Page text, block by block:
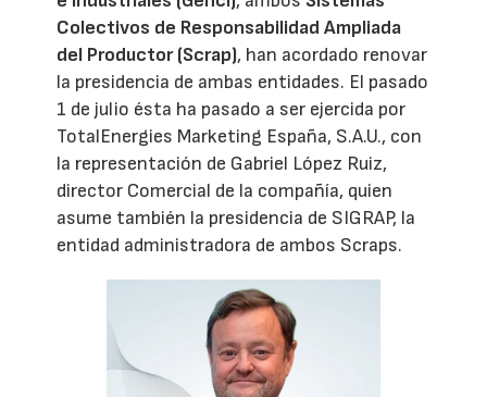
Colectivos de Responsabilidad Ampliada
del Productor (Scrap), han acordado renovar
la presidencia de ambas entidades. El pasado
1 de julio ésta ha pasado a ser ejercida por
TotalEnergies Marketing España, S.A.U., con
la representación de Gabriel López Ruiz,
director Comercial de la compañía, quien
asume también la presidencia de SIGRAP, la
entidad administradora de ambos Scraps.